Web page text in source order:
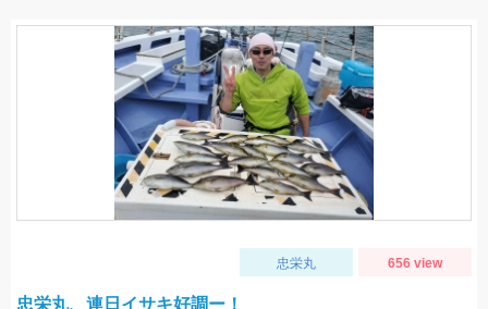
忠栄丸 656 view
忠栄丸、連日イサキ好調ー！